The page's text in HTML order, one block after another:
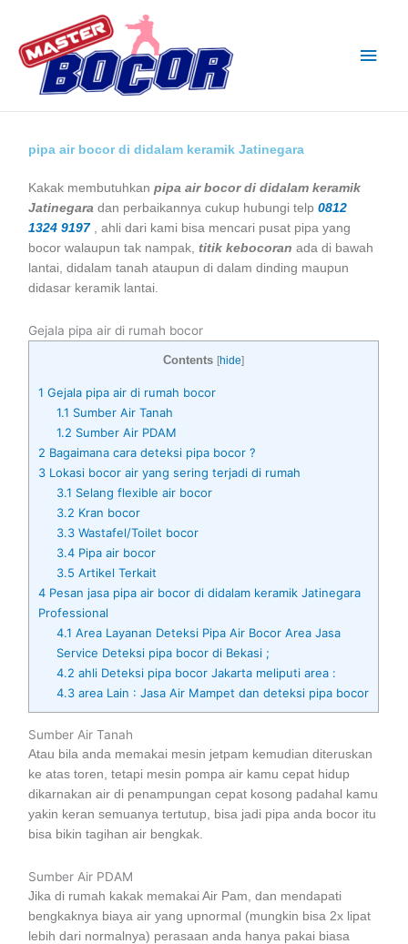
content
pipa air bocor di didalam keramik Jatinegara
Kakak membutuhkan pipa air bocor di didalam keramik
Jatinegara dan perbaikannya cukup hubungi telp 0812
1324 9197, ahli dari kami bisa mencari pusat pipa yang
bocor walaupun tak nampak,titik kebocoran ada di bawah
lantai, didalam tanah ataupun di dalam dinding maupun
didasar keramik lantai.
Gejala pipa air di rumah bocor
Contents [hide]
1 Gejala pipa air di rumah bocor
1.1 Sumber Air Tanah
1.2 Sumber Air PDAM
2 Bagaimana cara deteksi pipa bocor ?
3 Lokasi bocor air yang sering terjadi di rumah
3.1 Selang flexible air bocor
3.2 Kran bocor
3.3Wastafel/Toilet bocor
3.4Pipa air bocor
3.5 Artikel Terkait
4 Pesan jasa pipa air bocor di didalam keramik Jatinegara
Professional
4.1 Area Layanan Deteksi Pipa Air Bocor Area Jasa
Service Deteksi pipa bocor di Bekasi ;
4.2 ahli Deteksi pipa bocor Jakarta meliputi area :
4.3area Lain : Jasa Air Mampet dan deteksi pipa bocor
Sumber Air Tanah
Atau bila anda memakai mesin jetpam kemudian diteruskan
ke atas toren, tetapi mesin pompa air kamu cepat hidup
dikarnakan air di penampungan cepat kosong padahal kamu
yakin keran semuanya tertutup, bisa jadi pipa anda bocor itu
bisa bikin tagihan air bengkak.
Sumber Air PDAM
Jika di rumah kakak memakai Air Pam, dan mendapati
bengkaknya biaya air yang upnormal (mungkin bisa 2x lipat
lebih dari normalnya) perasaan anda hanya pakai biasa